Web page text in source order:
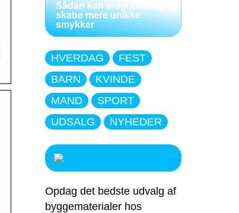
Sådan kan indgravering
skabe mere unikke
smykker
HVERDAG
FEST
BARN
KVINDE
MAND
SPORT
UDSALG
NYHEDER
Opdag det bedste udvalg af
byggematerialer hos